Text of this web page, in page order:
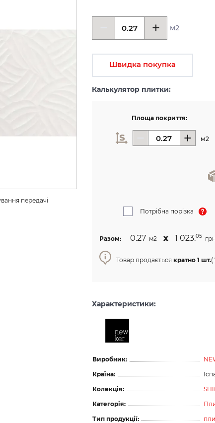
передачі
м2
Швидка покупка
Калькулятор плитки:
Площа покриття:
м2
Потрібна порізка
Разом: 0.27 м2 х 1 023.05
Товар продається кратно 1 шт.(
Характеристики:
Виробник:
Країна:
Колекція:
Категорія:
Тип продукції: